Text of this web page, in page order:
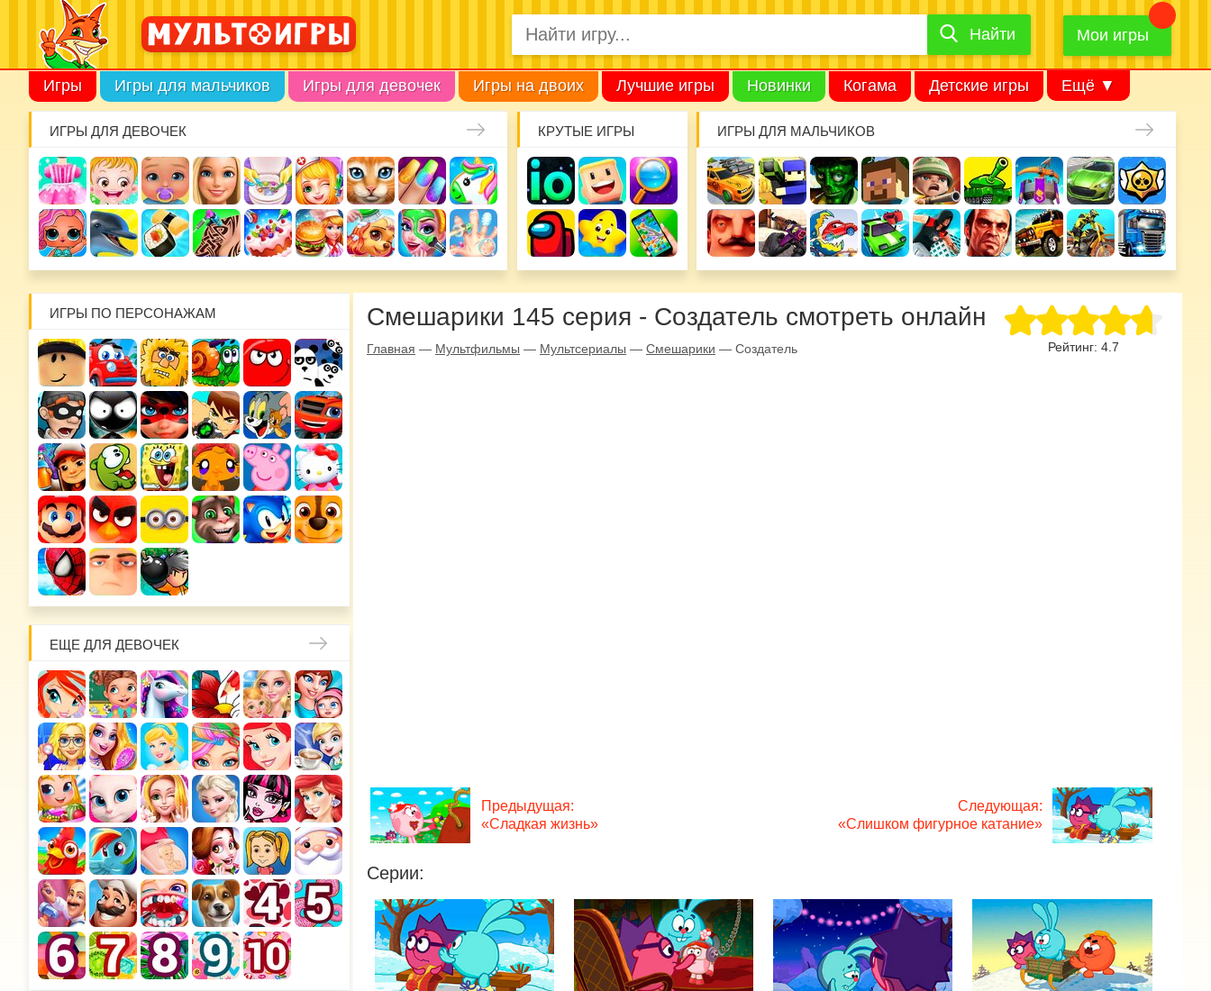
Найти
Найти Мои игры
Игры Игры для мальчиков Игры для девочек Игры на двоих Лучшие игры Новинки Когама Детские игры Ещё ▼
ИГРЫ ДЛЯ ДЕВОЧЕК КРУТЫЕ ИГРЫ ИГРЫ ДЛЯ МАЛЬЧИКОВ
ИГРЫ ПО ПЕРСОНАЖАМ
ЕЩЕ ДЛЯ ДЕВОЧЕК
Рейтинг: 4.7
Смешарики 145 серия - Создатель смотреть онлайн
Главная — Мультфильмы — Мультсериалы — Смешарики — Создатель
Предыдущая:
«Сладкая жизнь»
Следующая:
«Слишком фигурное катание»
Серии: